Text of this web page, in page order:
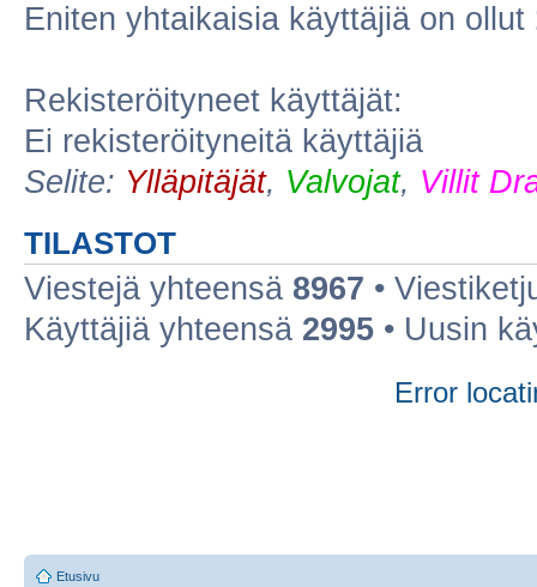
Eniten yhtaikaisia käyttäjiä on ollut
Rekisteröityneet käyttäjät:
Ei rekisteröityneitä käyttäjiä
Selite: Ylläpitäjät, Valvojat, Villit
TILASTOT
Viestejä yhteensä 8967 •
Käyttäjiä yhteensä 2995 • Uusin
Error
Etusivu